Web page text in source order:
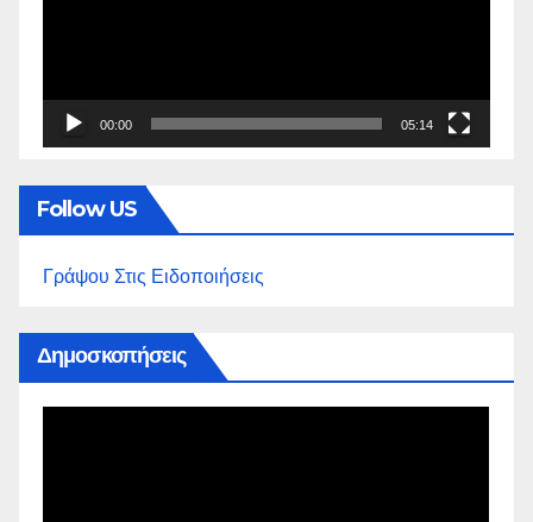
00:00 05:14
Follow US
Γράψου Στις Ειδοποιήσεις
Δημοσκοπήσεις